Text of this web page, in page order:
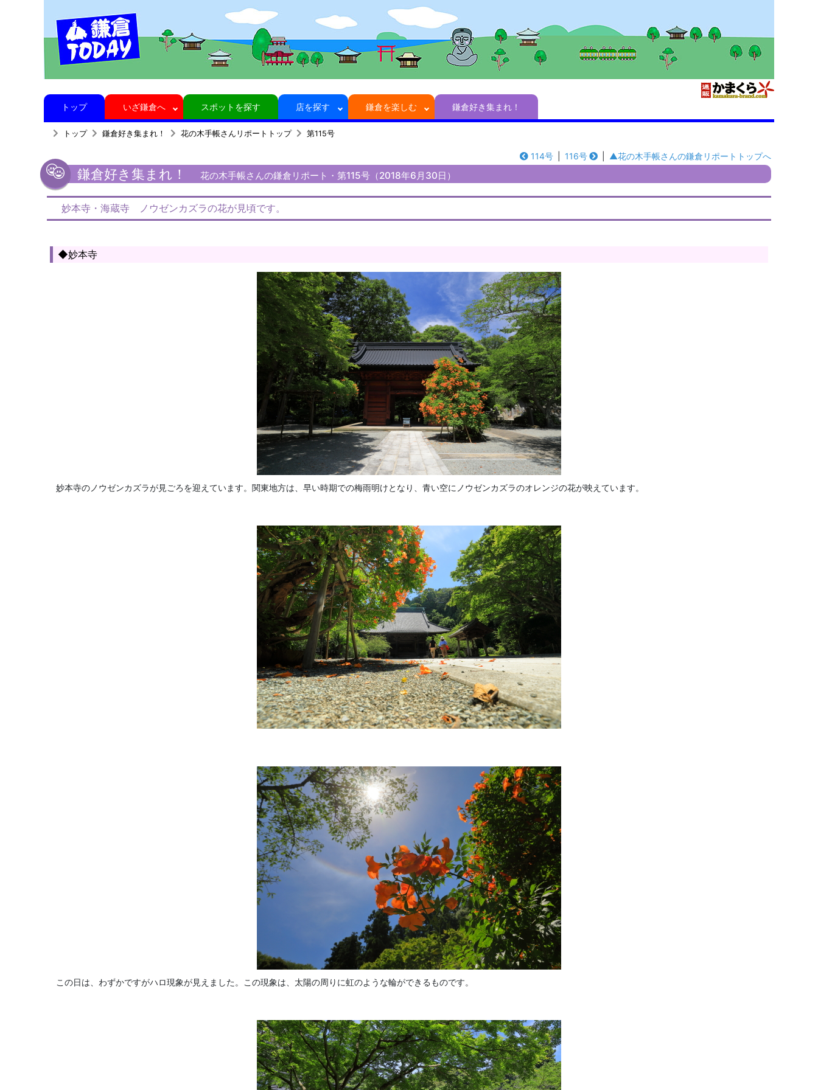
トップ いざ鎌倉へ スポットを探す 店を探す 鎌倉を楽しむ 鎌倉好き集まれ！
トップ 鎌倉好き集まれ！ 花の木手帳さんリポートトップ 第115号
114号 116号 ▲花の木手帳さんの鎌倉リポートトップへ
鎌倉好き集まれ！ 花の木手帳さんの鎌倉リポート・第115号（2018年6月30日）
妙本寺・海蔵寺 ノウゼンカズラの花が見頃です。
◆妙本寺
妙本寺のノウゼンカズラが見ごろを迎えています。関東地方は、早い時期での梅雨明けとなり、青い空にノウゼンカズラのオレンジの花が映えています。
この日は、わずかですがハロ現象が見えました。この現象は、太陽の周りに虹のような輪ができるものです。